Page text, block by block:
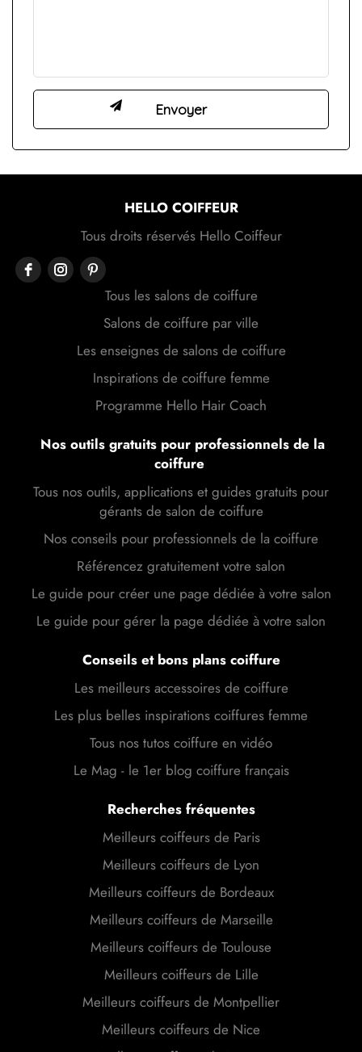
HELLO COIFFEUR
Tous droits réservés Hello Coiffeur
Tous les salons de coiffure
Salons de coiffure par ville
Les enseignes de salons de coiffure
Inspirations de coiffure femme
Programme Hello Hair Coach
Nos outils gratuits pour professionnels de la
coiffure
Tous nos outils, applications et guides gratuits pour
gérants de salon de coiffure
Nos conseils pour professionnels de la coiffure
Référencez gratuitement votre salon
Le guide pour créer une page dédiée à votre salon
Le guide pour gérer la page dédiée à votre salon
Conseils et bons plans coiffure
Les meilleurs accessoires de coiffure
Les plus belles inspirations coiffures femme
Tous nos tutos coiffure en vidéo
Le Mag - le 1er blog coiffure français
Recherches fréquentes
Meilleurs coiffeurs de Paris
Meilleurs coiffeurs de Lyon
Meilleurs coiffeurs de Bordeaux
Meilleurs coiffeurs de Marseille
Meilleurs coiffeurs de Toulouse
Meilleurs coiffeurs de Lille
Meilleurs coiffeurs de Montpellier
Meilleurs coiffeurs de Nice